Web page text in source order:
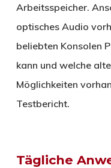
Arbeitsspeicher.
optisches Audio
beliebten Konsolen
kann und welche
Möglichkeiten
Testbericht.
Tägliche